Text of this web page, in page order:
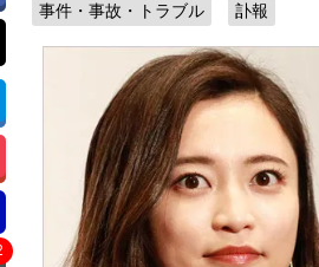
事件・事故・トラブル 訃報